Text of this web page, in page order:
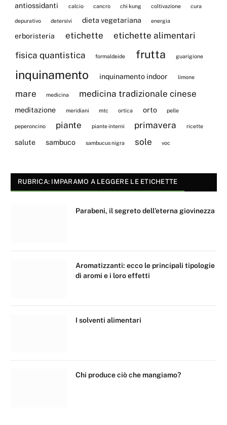
antiossidanti calcio cancro chi kung coltivazione cura
depurativo detersivi dieta vegetariana energia
erboristeria etichette
etichette alimentari
fisica quantistica
formaldeide frutta guarigione
inquinamento inquinamento indoor limone
mare medicina medicina tradizionale cinese
meditazione meridiani mtc ortica orto pelle
peperoncino piante piante interni primavera ricette
salute sambuco sambucus nigra sole voc
RUBRICA: IMPARAMO A LEGGERE LE ETICHETTE
Parabeni, il segreto dell’eterna giovinezza
Aromatizzanti: ecco le principali tipologie
di aromi e i loro effetti
I solventi alimentari
Chi produce ciò che mangiamo?